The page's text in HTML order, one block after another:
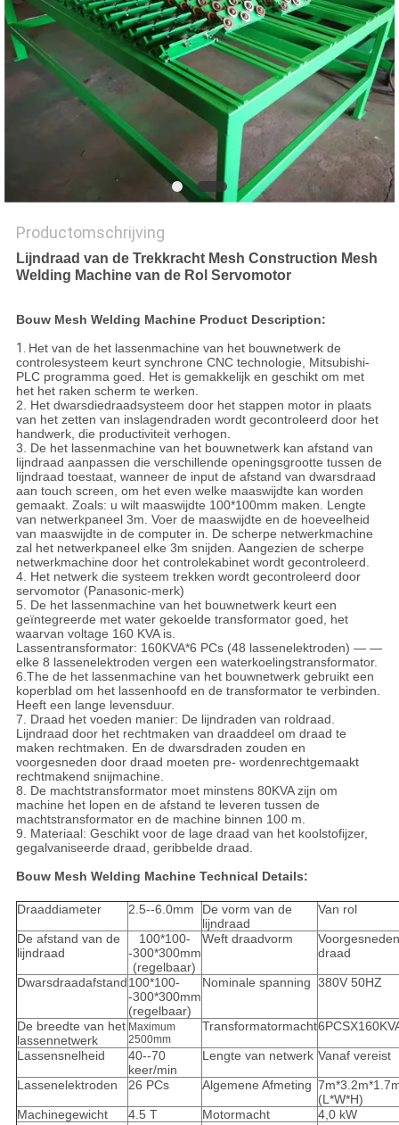
Productomschrijving
Lijndraad van de Trekkracht Mesh Construction Mesh
Welding Machine van de Rol Servomotor
Bouw Mesh Welding Machine Product Description:
1. Het van de het lassenmachine van het bouwnetwerk de
controlesysteem keurt synchrone CNC technologie, Mitsubishi-
PLC programma goed. Het is gemakkelijk en geschikt om met
het het raken scherm te werken.
2. Het dwarsdiedraadsysteem door het stappen motor in plaats
van het zetten van inslagendraden wordt gecontroleerd door het
handwerk, die productiviteit verhogen.
3. De het lassenmachine van het bouwnetwerk kan afstand van
lijndraad aanpassen die verschillende openingsgrootte tussen de
lijndraad toestaat, wanneer de input de afstand van dwarsdraad
aan touch screen, om het even welke maaswijdte kan worden
gemaakt. Zoals: u wilt maaswijdte 100*100mm maken. Lengte
van netwerkpaneel 3m. Voer de maaswijdte en de hoeveelheid
van maaswijdte in de computer in. De scherpe netwerkmachine
zal het netwerkpaneel elke 3m snijden. Aangezien de scherpe
netwerkmachine door het controlekabinet wordt gecontroleerd.
4. Het netwerk die systeem trekken wordt gecontroleerd door
servomotor (Panasonic-merk)
5. De het lassenmachine van het bouwnetwerk keurt een
geïntegreerde met water gekoelde transformator goed, het
waarvan voltage 160 KVA is.
Lassentransformator: 160KVA*6 PCs (48 lassenelektroden) — —
elke 8 lassenelektroden vergen een waterkoelingstransformator.
6.The de het lassenmachine van het bouwnetwerk gebruikt een
koperblad om het lassenhoofd en de transformator te verbinden.
Heeft een lange levensduur.
7. Draad het voeden manier: De lijndraden van roldraad.
Lijndraad door het rechtmaken van draaddeel om draad te
maken rechtmaken. En de dwarsdraden zouden en
voorgesneden door draad moeten pre- wordenrechtgemaakt
rechtmakend snijmachine.
8. De machtstransformator moet minstens 80KVA zijn om
machine het lopen en de afstand te leveren tussen de
machtstransformator en de machine binnen 100 m.
9. Materiaal: Geschikt voor de lage draad van het koolstofijzer,
gegalvaniseerde draad, geribbelde draad.
Bouw Mesh Welding Machine Technical Details:
Draaddiameter 2.5--6.0mm
De vorm van de
lijndraad
Van rol
De afstand van de
lijndraad
100*100-
-300*300mm
(regelbaar)
Weft draadvorm
Voorgesneden
draad
Dwarsdraadafstand100*100-
-300*300mm
(regelbaar)
Nominale spanning 380V 50HZ
De breedte van het
lassennetwerk
Maximum
2500mm
Transformatormacht
Lassensnelheid
40--70
keer/min
Lengte van netwerk Vanaf vereist
Lassenelektroden 26 PCs Algemene Afmeting
(L*W*H)
Machinegewicht
4.5 T Motormacht
4,0 kW